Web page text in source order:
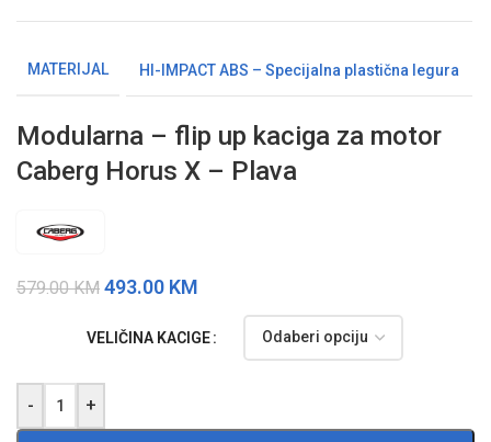
MATERIJAL HI-IMPACT ABS – Specijalna plastična legura
Modularna – flip up kaciga za motor
Caberg Horus X – Plava
579.00KM 493.00 KM
VELIČINA KACIGE
- +